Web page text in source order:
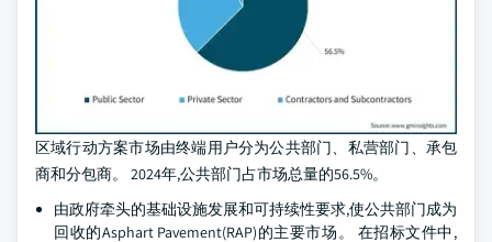
区域行动方案市场由终端用户分为公共部门、私营部门、承包
商和分包商。 2024年,公共部门占市场总量的56.5%。
由政府牵头的基础设施发展和可持续性要求,使公共部门成为
回收的Asphart Pavement(RAP)的主要市场。 在招标文件中,